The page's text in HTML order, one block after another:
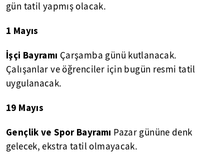
gün tatil yapmış olacak.
1 Mayıs
İşçi Bayramı Çarşamba günü kutlanacak.
Çalışanlar ve öğrenciler için bugün resmi tatil
uygulanacak.
19 Mayıs
Gençlik ve Spor Bayramı Pazar gününe denk
gelecek, ekstra tatil olmayacak.